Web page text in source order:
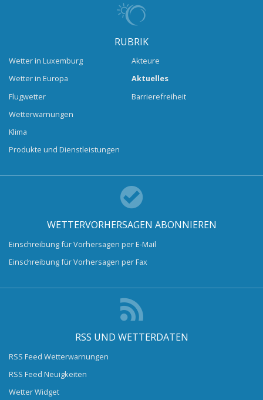
RUBRIK
Wetter in Luxemburg
Wetter in Europa
Flugwetter
Wetterwarnungen
Klima
Produkte und Dienstleistungen
Akteure
Aktuelles
Barrierefreiheit
WETTERVORHERSAGEN ABONNIEREN
Einschreibung für Vorhersagen per E-Mail
Einschreibung für Vorhersagen per Fax
RSS UND WETTERDATEN
RSS Feed Wetterwarnungen
RSS Feed Neuigkeiten
Wetter Widget